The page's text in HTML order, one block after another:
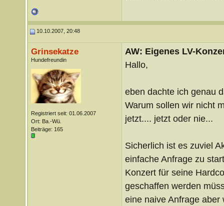
10.10.2007, 20:48
Grinsekatze
Hundefreundin
Registriert seit: 01.06.2007
Ort: Ba.-Wü.
Beiträge: 165
AW: Eigenes LV-
Hallo,
eben dachte ich genau
Warum sollen wir nicht
jetzt.... jetzt oder nie...
Sicherlich ist es zuviel
einfache Anfrage zu
Konzert für seine
geschaffen werden
eine naive Anfrage